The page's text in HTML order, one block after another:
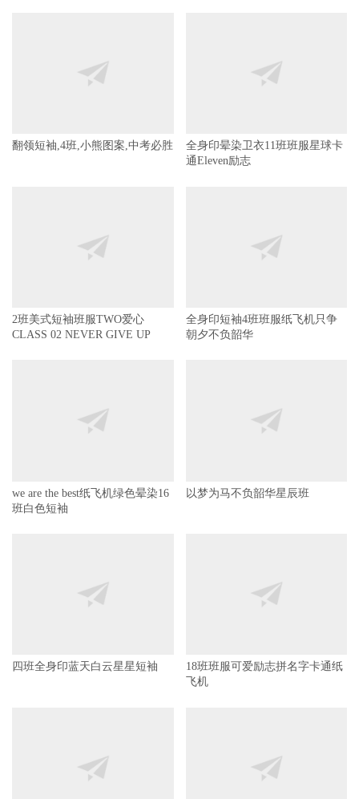
翻领短袖,4班,小熊图案,中考必胜
全身印晕染卫衣11班班服星球卡
通Eleven励志
2班美式短袖班服TWO爱心
CLASS 02 NEVER GIVE UP
全身印短袖4班班服纸飞机只争
朝夕不负韶华
we are the best纸飞机绿色晕染16
班白色短袖
以梦为马不负韶华星辰班
四班全身印蓝天白云星星短袖
18班班服可爱励志拼名字卡通纸
飞机